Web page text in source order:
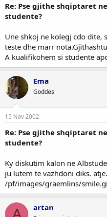
Re: Pse gjithe shqiptaret
studente?
Une shkoj ne kolegj cdo dite,
teste dhe marr
A kualifikohem si studente
Ema
Goddes
15 Nov 2002
Re: Pse gjithe shqiptaret
studente?
Ky diskutim kalon ne
ju lutem te vazhdoni diks.
/pf/images/graemlins/
A artan